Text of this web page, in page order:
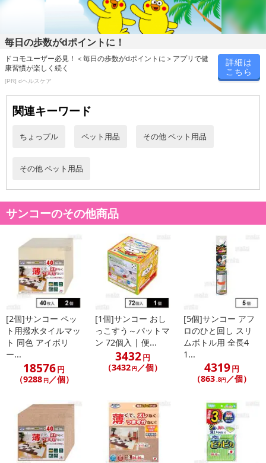
毎日の歩数がdポイントに！
ドコモユーザー必見！＜毎日の歩数がdポイントに＞アプリで健
康習慣が楽しく続く
[PR] dヘルスケア
詳細は
こちら
関連キーワード
ちょっプル ペット用品 その他 ペット用品
その他 ペット用品
サンコーのその他商品
[2個]サンコー ペッ
ト用撥水タイルマッ
ト 同色 アイボリ
ー...
18576円
（9288 円／個）
[1個]サンコー おし
っこすう～パットマ
ン 72個入 | 便...
3432円
（3432 円／個）
[5個]サンコー アフ
ロのひと回し スリ
ムボトル用 全長4
1...
4319円
（863.8円／個）